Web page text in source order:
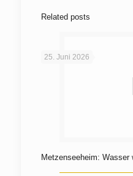
Related posts
25. Juni 2026
Metzenseeheim: Wasser